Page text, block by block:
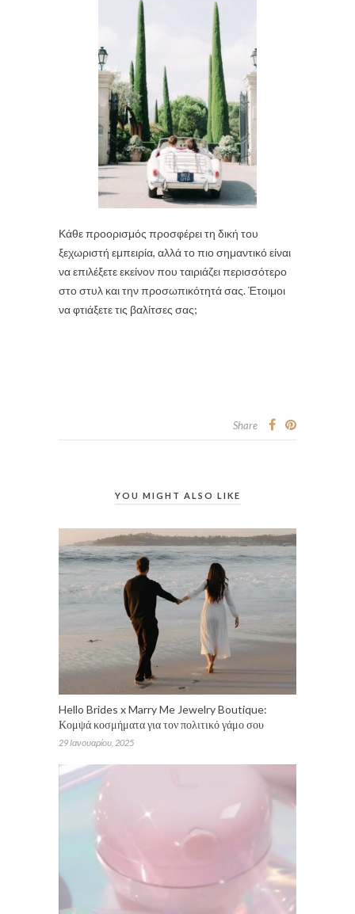
Κάθε προορισμός προσφέρει τη δική του
ξεχωριστή εμπειρία, αλλά το πιο σημαντικό είναι
να επιλέξετε εκείνον που ταιριάζει περισσότερο
στο στυλ και την προσωπικότητά σας. Έτοιμοι
να φτιάξετε τις βαλίτσες σας;
Share
YOU MIGHT ALSO LIKE
Hello Brides x Marry Me Jewelry Boutique:
Κομψά κοσμήματα για τον πολιτικό γάμο σου
29 Ιανουαρίου, 2025